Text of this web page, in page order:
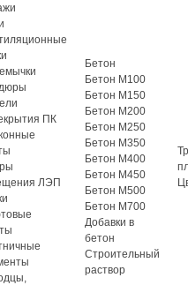
ПК
ЛЭП
Бетон
Бетон М100
Бетон М150
Бетон М200
Бетон М250
Бетон М350
Бетон М400
Бетон М450
Бетон М500
Бетон М700
Добавки в
бетон
Строительный
раствор